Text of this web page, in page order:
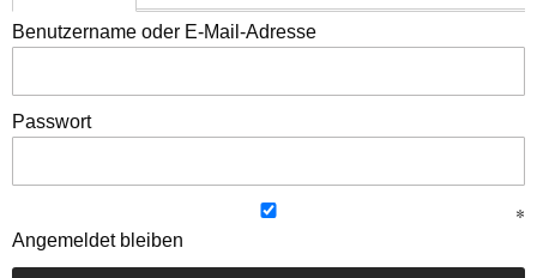
Benutzername oder E-Mail-Adresse
Passwort
Angemeldet bleiben